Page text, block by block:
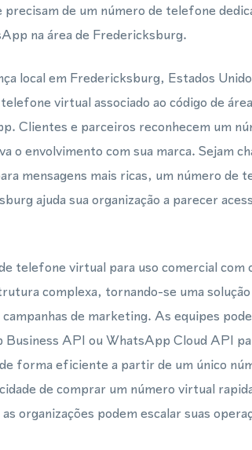
precisam de um número de telefone
na área de Fredericksburg.
local em Fredericksburg, Estados
virtual associado ao código de
Clientes e parceiros reconhecem um
o envolvimento com sua marca. Sejam
mensagens mais ricas, um número de
ajuda sua organização a parecer
telefone virtual para uso comercial
complexa, tornando-se uma
campanhas de marketing. As equipes
API ou WhatsApp Cloud API
forma eficiente a partir de um único
de comprar um número virtual
organizações podem escalar suas